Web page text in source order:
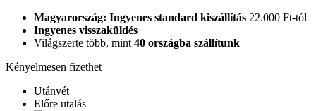
Magyarország: Ingyenes standard kiszállítás 22.000 Ft-tól
Ingyenes visszaküldés
Világszerte több, mint40 országba szállítunk
Kényelmesen fizethet
Utánvét
Előre utalás